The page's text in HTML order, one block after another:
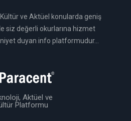
ve Aktüel konularda geniş
siz değerli okurlarına hizmet
duyan info platformudur...
Aktüel ve
Platformu